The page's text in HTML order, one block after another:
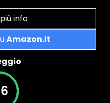
info
Amazon.it